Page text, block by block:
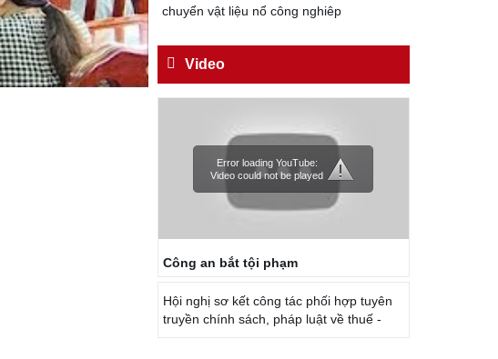
Đối với địch, phải
Trích thư Chủ tịch Hồ Chí Minh
gửi Công an Khu XII,
chuyển vật liệu nổ công nghiêp
Video
Error loading YouTube:
Video could not be played
Công an bắt tội phạm
Hội nghị sơ kết công tác phối hợp tuyên
truyền chính sách, pháp luật về thuế -